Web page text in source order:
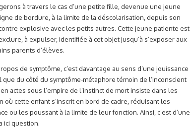
à travers le cas d’une petite fille, devenue une jeune
de bordure, à la limite de la déscolarisation, depuis son
explosive avec les petits autres. Cette jeune patiente est
à expulser, identifiée à cet objet jusqu’à s’exposer aux
parents d’élèves.
de symptôme, c’est davantage au sens d’une jouissance
du côté du symptôme-métaphore témoin de l’inconscient
actes sous l’empire de l’instinct de mort insiste dans les
où cette enfant s’inscrit en bord de cadre, réduisant les
ou les poussant à la limite de leur fonction. Ainsi, c’est d’une
ici question.